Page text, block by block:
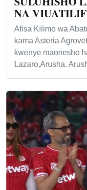
NA
Afisa Kilimo wa
kama Asteria
kwenye maonesho
Lazaro,Arusha.